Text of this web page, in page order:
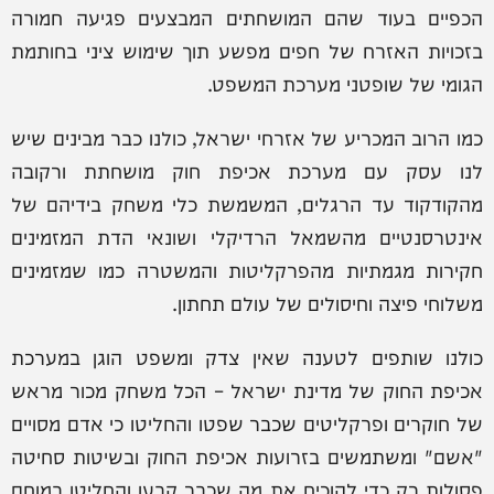
הכפיים בעוד שהם המושחתים המבצעים פגיעה חמורה
בזכויות האזרח של חפים מפשע תוך שימוש ציני בחותמת
הגומי של שופטני מערכת המשפט.
כמו הרוב המכריע של אזרחי ישראל, כולנו כבר מבינים שיש
לנו עסק עם מערכת אכיפת חוק מושחתת ורקובה
מהקודקוד עד הרגלים, המשמשת כלי משחק בידיהם של
אינטרסנטיים מהשמאל הרדיקלי ושונאי הדת המזמינים
חקירות מגמתיות מהפרקליטות והמשטרה כמו שמזמינים
משלוחי פיצה וחיסולים של עולם תחתון.
כולנו שותפים לטענה שאין צדק ומשפט הוגן במערכת
אכיפת החוק של מדינת ישראל – הכל משחק מכור מראש
של חוקרים ופרקליטים שכבר שפטו והחליטו כי אדם מסויים
"אשם" ומשתמשים בזרועות אכיפת החוק ובשיטות סחיטה